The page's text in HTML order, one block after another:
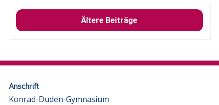
Ältere Beiträge
Anschrift
Konrad-Duden-Gymnasium